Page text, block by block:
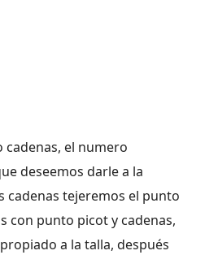
cadenas, el numero
deseemos darle a la
cadenas tejeremos el punto
con punto picot y cadenas,
a la talla, después